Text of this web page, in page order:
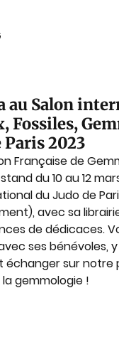
au Salon
Fossiles,
2023
Française de
du 10 au 12
du Judo de
avec sa
de dédicaces.
ses bénévoles,
échanger sur notre
gemmologie !